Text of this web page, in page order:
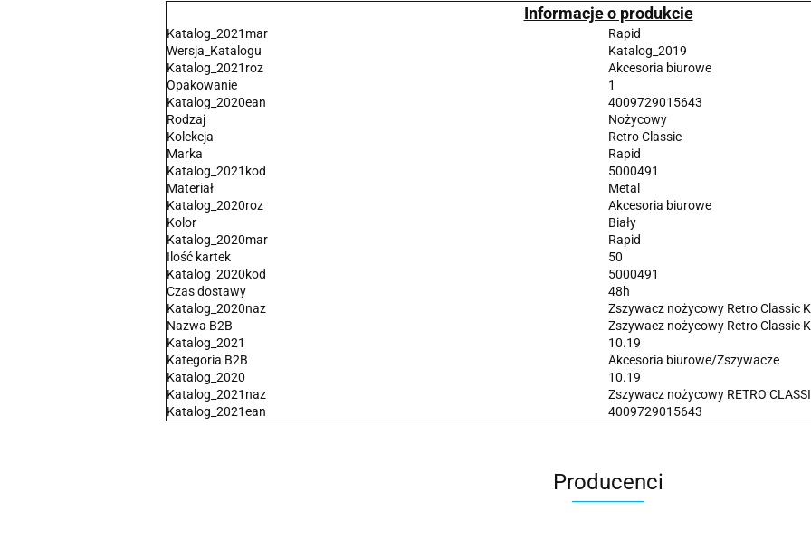
Informacje o produkcie
Katalog_2021mar
Rapid
Wersja_Katalogu
Katalog_2019
Katalog_2021roz
Akcesoria biurowe
Opakowanie
1
Katalog_2020ean
4009729015643
Rodzaj
Nożycowy
Kolekcja
Retro Classic
Marka
Rapid
Katalog_2021kod
5000491
Materiał
Metal
Katalog_2020roz
Akcesoria biurowe
Kolor
Biały
Katalog_2020mar
Rapid
Ilość kartek
50
Katalog_2020kod
5000491
Czas dostawy
48h
Katalog_2020naz
Zszywacz nożycowy Retro Classic
Nazwa B2B
Zszywacz nożycowy Retro Classic
Katalog_2021
10.19
Kategoria B2B
Akcesoria biurowe/Zszywacze
Katalog_2020
10.19
Katalog_2021naz
Zszywacz nożycowy RETRO
Katalog_2021ean
4009729015643
Producenci